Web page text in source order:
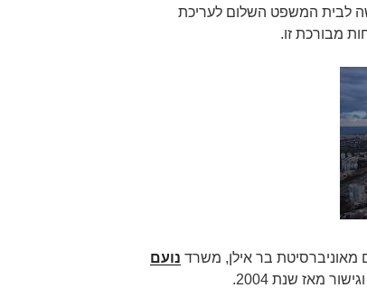
לבית המשפט השלום לעריכת
מבורכת זו.
בר אילן, משרד נועם
מאז שנת 2004.